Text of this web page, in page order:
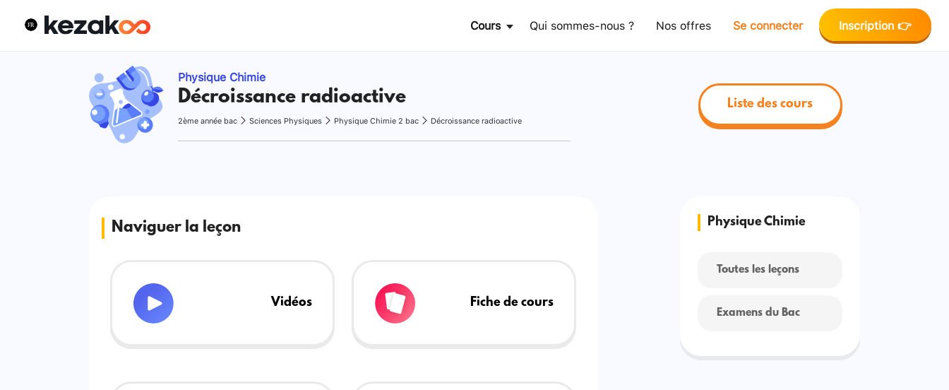
Cours Qui sommes-nous ? Nos offres Se connecter Inscription 👉
Physique Chimie
Décroissance radioactive
2ème année bac Sciences Physiques Physique Chimie 2 bac Décroissance radioactive
Liste des cours
Naviguer la leçon
Vidéos Fiche de cours
Physique Chimie
Toutes les leçons
Examens du Bac